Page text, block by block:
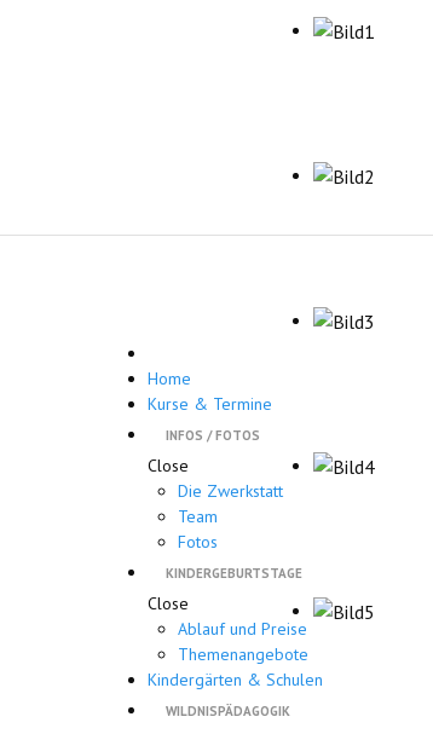
Home
Kurse & Termine
INFOS / FOTOS
Close
Die Zwerkstatt
Team
Fotos
KINDERGEBURTSTAGE
Close
Ablauf und Preise
Themenangebote
Kindergärten & Schulen
WILDNISPÄDAGOGIK